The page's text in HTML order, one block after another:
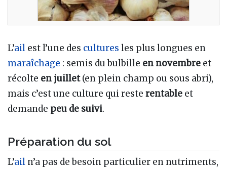
L’ail est l’une des cultures les plus longues en
maraîchage : semis du bulbille en novembre et
récolte en juillet(en plein champ ou sous abri),
mais c’est une culture qui reste rentable et
demande peu de suivi.
Préparation du sol
L’ail n’a pas de besoin particulier en nutriments,